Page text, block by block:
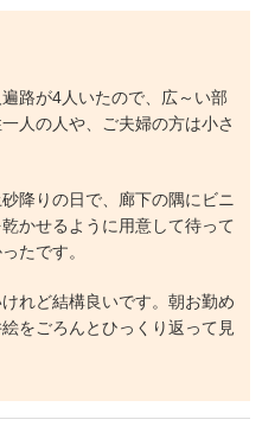
路が4人いたので、広～い部
人の人や、ご夫婦の方は小さ
降りの日で、廊下の隅にビニ
かせるように用意して待って
たです。
れど結構良いです。朝お勤め
をごろんとひっくり返って見